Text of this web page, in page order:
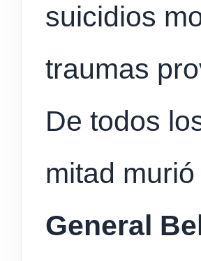
suicidios
traumas
De todos
mitad
General